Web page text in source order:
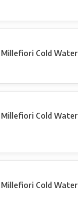
Millefiori Milano Millefiori Cold Water